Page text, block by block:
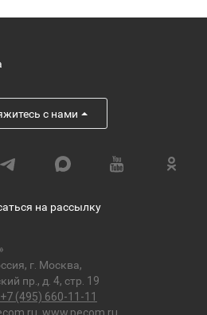
с нами
на рассылку
г. Москва,
пр., д. 4, стр. 19
+7 (495) 660-11-11